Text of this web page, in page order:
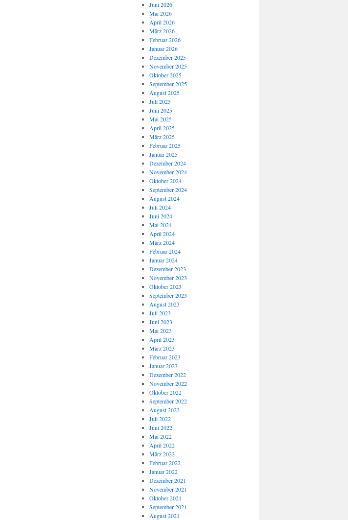
Juni 2026
Mai 2026
April 2026
März 2026
Februar 2026
Januar 2026
Dezember 2025
November 2025
Oktober 2025
September 2025
August 2025
Juli 2025
Juni 2025
Mai 2025
April 2025
März 2025
Februar 2025
Januar 2025
Dezember 2024
November 2024
Oktober 2024
September 2024
August 2024
Juli 2024
Juni 2024
Mai 2024
April 2024
März 2024
Februar 2024
Januar 2024
Dezember 2023
November 2023
Oktober 2023
September 2023
August 2023
Juli 2023
Juni 2023
Mai 2023
April 2023
März 2023
Februar 2023
Januar 2023
Dezember 2022
November 2022
Oktober 2022
September 2022
August 2022
Juli 2022
Juni 2022
Mai 2022
April 2022
März 2022
Februar 2022
Januar 2022
Dezember 2021
November 2021
Oktober 2021
September 2021
August 2021